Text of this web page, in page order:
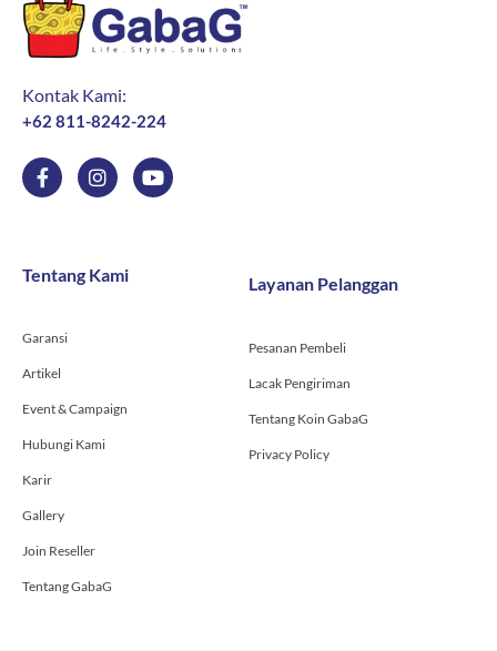
Kontak Kami:
+62 811-8242-224
F
a
o
o
f
I
n
g
r
Y
o
Tentang Kami
Garansi
Artikel
Event & Campaign
Hubungi Kami
Karir
Gallery
Join Reseller
Tentang GabaG
Layanan Pelanggan
Pesanan Pembeli
Lacak Pengiriman
Tentang Koin GabaG
Privacy Policy